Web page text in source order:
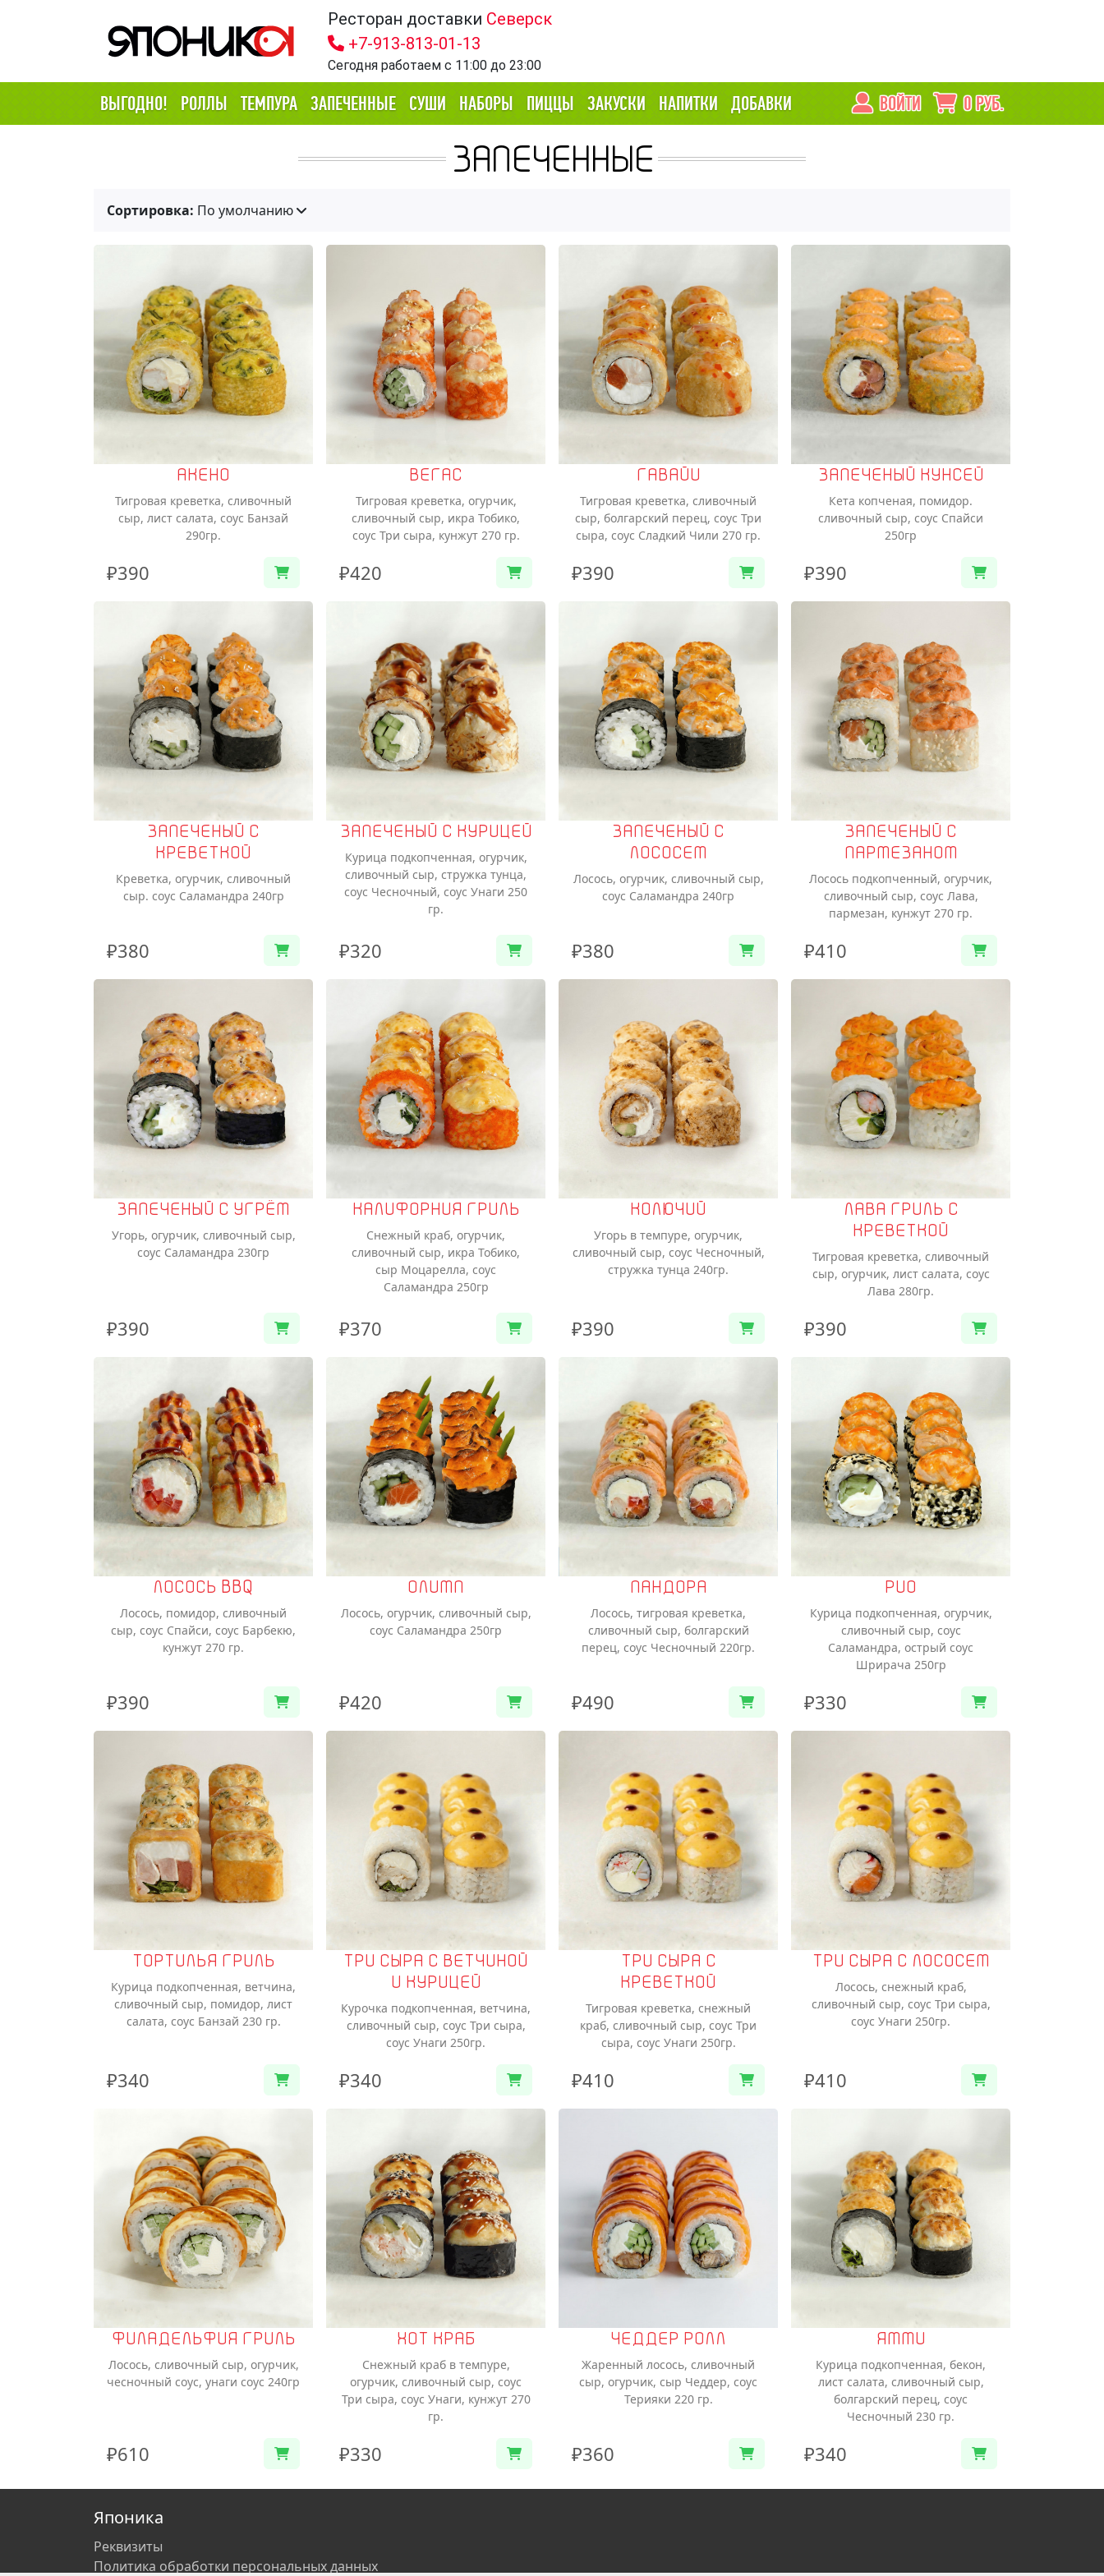
Ресторан доставки Северск
+7-913-813-01-13
Сегодня работаем с 11:00 до 23:00
ВЫГОДНО! РОЛЛЫ ТЕМПУРА ЗАПЕЧЕННЫЕ СУШИ НАБОРЫ ПИЦЦЫ ЗАКУСКИ НАПИТКИ ДОБАВКИ ВОЙТИ 0РУБ.
ЗАПЕЧЕННЫЕ
Сортировка: По умолчанию
АКЕНО
Тигровая креветка, сливочный
сыр, лист салата, соус Банзай
290гр.
₽390
ВЕГАС
Тигровая креветка, огурчик,
сливочный сыр, икра Тобико,
соус Три сыра, кунжут 270 гр.
₽420
ГАВАЙИ
Тигровая креветка, сливочный
сыр, болгарский перец, соус Три
сыра, соус Сладкий Чили 270 гр.
₽390
ЗАПЕЧЕНЫЙ КУНСЕЙ
Кета копченая, помидор.
сливочный сыр, соус Спайси
250гр
₽390
ЗАПЕЧЕНЫЙ С
КРЕВЕТКОЙ
Креветка, огурчик, сливочный
сыр. соус Саламандра 240гр
₽380
ЗАПЕЧЕНЫЙ С КУРИЦЕЙ
Курица подкопченная, огурчик,
сливочный сыр, стружка тунца,
соус Чесночный, соус Унаги 250
гр.
₽320
ЗАПЕЧЕНЫЙ С
ЛОСОСЕМ
Лосось, огурчик, сливочный сыр,
соус Саламандра 240гр
₽380
ЗАПЕЧЕНЫЙ С
ПАРМЕЗАНОМ
Лосось подкопченный, огурчик,
сливочный сыр, соус Лава,
пармезан, кунжут 270 гр.
₽410
ЗАПЕЧЕНЫЙ С УГРЁМ
Угорь, огурчик, сливочный сыр,
соус Саламандра 230гр
₽390
КАЛИФОРНИЯ ГРИЛЬ
Снежный краб, огурчик,
сливочный сыр, икра Тобико,
сыр Моцарелла, соус
Саламандра 250гр
₽370
КОЛЮЧИЙ
Угорь в темпуре, огурчик,
сливочный сыр, соус Чесночный,
стружка тунца 240гр.
₽390
ЛАВА ГРИЛЬ С
КРЕВЕТКОЙ
Тигровая креветка, сливочный
сыр, огурчик, лист салата, соус
Лава 280гр.
₽390
ЛОСОСЬ BBQ
Лосось, помидор, сливочный
сыр, соус Спайси, соус Барбекю,
кунжут 270 гр.
₽390
ОЛИМП
Лосось, огурчик, сливочный сыр,
соус Саламандра 250гр
₽420
ПАНДОРА
Лосось, тигровая креветка,
сливочный сыр, болгарский
перец, соус Чесночный 220гр.
₽490
РИО
Курица подкопченная, огурчик,
сливочный сыр, соус
Саламандра, острый соус
Шрирача 250гр
₽330
ТОРТИЛЬЯ ГРИЛЬ
Курица подкопченная, ветчина,
сливочный сыр, помидор, лист
салата, соус Банзай 230 гр.
₽340
ТРИ СЫРА С ВЕТЧИНОЙ
И КУРИЦЕЙ
Курочка подкопченная, ветчина,
сливочный сыр, соус Три сыра,
соус Унаги 250гр.
₽340
ТРИ СЫРА С
КРЕВЕТКОЙ
Тигровая креветка, снежный
краб, сливочный сыр, соус Три
сыра, соус Унаги 250гр.
₽410
ТРИ СЫРА С ЛОСОСЕМ
Лосось, снежный краб,
сливочный сыр, соус Три сыра,
соус Унаги 250гр.
₽410
ФИЛАДЕЛЬФИЯ ГРИЛЬ
Лосось, сливочный сыр, огурчик,
чесночный соус, унаги соус 240гр
₽610
ХОТ КРАБ
Снежный краб в темпуре,
огурчик, сливочный сыр, соус
Три сыра, соус Унаги, кунжут 270
гр.
₽330
ЧЕДДЕР РОЛЛ
Жаренный лосось, сливочный
сыр, огурчик, сыр Чеддер, соус
Терияки 220 гр.
₽360
ЯММИ
Курица подкопченная, бекон,
лист салата, сливочный сыр,
болгарский перец, соус
Чесночный 230 гр.
₽340
Японика
Реквизиты
Политика обработки персональных данных